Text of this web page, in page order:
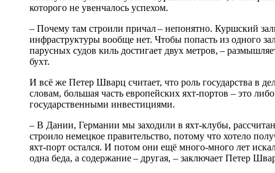
которого не увенчалось успехом.
– Почему там строили причал – непонятно. Куршский
инфраструктуры вообще нет. Чтобы попасть из одного
парусных судов киль достигает двух метров, –
бухт.
И всё же Петер Шварц считает, что роль государства в
словам, большая часть европейских яхт-портов – это
государственными инвестициями.
– В Дании, Германии мы заходили в яхт-клубы,
строило немецкое правительство, потому что хотело
яхт-порт остался. И потом они ещё много-много лет
одна беда, а содержание – другая, – заключает Петер